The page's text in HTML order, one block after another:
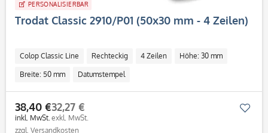
PERSONALISIERBAR
Trodat Classic 2910/P01 (50x30 mm - 4 Zeilen)
Colop Classic Line Rechteckig 4 Zeilen Höhe: 30 mm
Breite: 50 mm Datumstempel
38,40 €
inkl. MwSt.
32,27 €
exkl. MwSt.
zzgl. Versandkosten